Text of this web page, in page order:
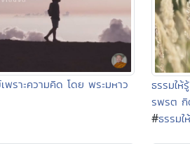
ราะความคิด โดย พระมหาว
ธรรมให้
รพรต กิ
#ธรรมใ